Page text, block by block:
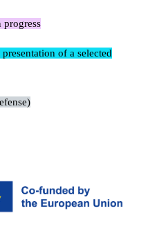
progress
of a selected